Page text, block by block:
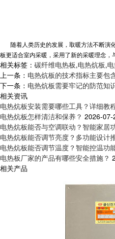
随着人类历史的发展，取暖方法不断演
板更适合室内采暖，采用了新的采暖理念，
相关标签： 碳纤维电热板,电热炕板,
上一条： 电热炕板的技术指标主要包
下一条： 电热炕板需要牢记的防范知
相关资讯
电热炕板安装需要哪些工具？详细教
电热炕板怎样清洁和保养？ 2026-07-
电热炕板能否与空调联动？智能家居
电热炕板能否调节亮度？多功能设计
电热炕板能否调节温度？智能控温功
电热板厂家的产品有哪些安全措施？
相关产品